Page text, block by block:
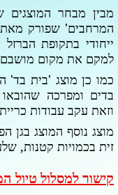
מבין מבחר
המרחבים' שפורק
ייחודי בתקופת הברזל
למקם את מקום מושבם
כמו כן מוצג 'בית בד'
בדים ומפרכה
וזאת עקב עבודות
מוצג נוסף המוצג בגן
זית בכמויות קטנות,
קישור למסלול טיול